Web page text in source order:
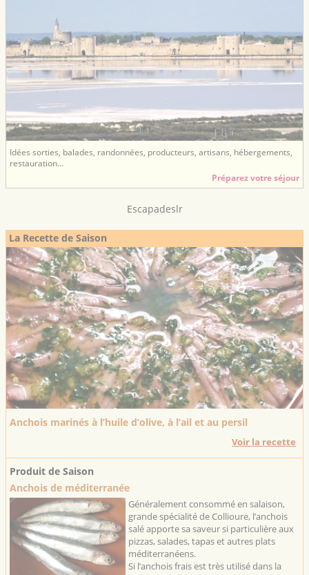
Idées sorties, balades, randonnées, producteurs, artisans, hébergements,
restauration...
Préparez votre séjour
Escapadeslr
La Recette de Saison
Anchois marinés à l’huile d’olive, à l’ail et au persil
Voir la recette
Produit de Saison
Anchois de méditerranée
Généralement consommé en salaison,
grande spécialité de Collioure, l’anchois
salé apporte sa saveur si particulière aux
pizzas, salades, tapas et autres plats
méditerranéens.
Si l’anchois frais est très utilisé dans la